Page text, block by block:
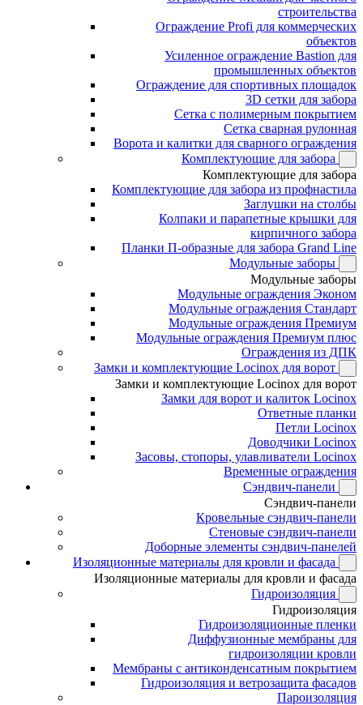
строительства
Ограждение Profi для коммерческих
объектов
Усиленное ограждение Bastion для
промышленных объектов
Ограждение для спортивных площадок
3D сетки для забора
Сетка с полимерным покрытием
Сетка сварная рулонная
Ворота и калитки для сварного ограждения
Комплектующие для забора
Комплектующие для забора
Комплектующие для забора из профнастила
Заглушки на столбы
Колпаки и парапетные крышки для
кирпичного забора
Планки П-образные для забора Grand Line
Модульные заборы
Модульные заборы
Модульные ограждения Эконом
Модульные ограждения Стандарт
Модульные ограждения Премиум
Модульные ограждения Премиум плюс
Ограждения из ДПК
Замки и комплектующие Locinox для ворот
Замки и комплектующие Locinox для ворот
Замки для ворот и калиток Locinox
Ответные планки
Петли Locinox
Доводчики Locinox
Засовы, стопоры, улавливатели Locinox
Временные ограждения
Сэндвич-панели
Сэндвич-панели
Кровельные сэндвич-панели
Стеновые сэндвич-панели
Доборные элементы сэндвич-панелей
Изоляционные материалы для кровли и фасада
Изоляционные материалы для кровли и фасада
Гидроизоляция
Гидроизоляция
Гидроизоляционные пленки
Диффузионные мембраны для
гидроизоляции кровли
Мембраны с антиконденсатным покрытием
Гидроизоляция и ветрозащита фасадов
Пароизоляция